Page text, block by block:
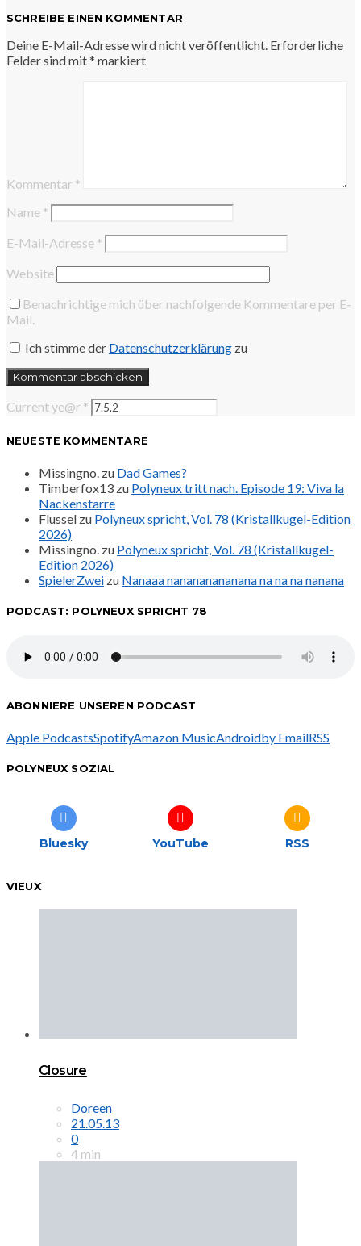
SCHREIBE EINEN KOMMENTAR
Deine E-Mail-Adresse wird nicht veröffentlicht. Erforderliche
Felder sind mit* markiert
Kommentar *
Name *
E-Mail-Adresse *
Website
Benachrichtige mich über nachfolgende Kommentare per E-
Mail.
Ich stimme der Datenschutzerklärung zu
Current ye@r *
NEUESTE KOMMENTARE
Missingno. zu Dad Games?
Timberfox13 zu Polyneux tritt nach. Episode 19: Viva la
Nackenstarre
Flussel zu Polyneux spricht, Vol. 78 (Kristallkugel-Edition
2026)
Missingno. zu Polyneux spricht, Vol. 78 (Kristallkugel-
Edition 2026)
SpielerZwei zu Nanaaa nanananananana na na na nanana
PODCAST: POLYNEUX SPRICHT 78
ABONNIERE UNSEREN PODCAST
Apple PodcastsSpotifyAmazon MusicAndroidby EmailRSS
POLYNEUX SOZIAL
Bluesky YouTube RSS
VIEUX
Closure
Doreen
21.05.13
0
4 min